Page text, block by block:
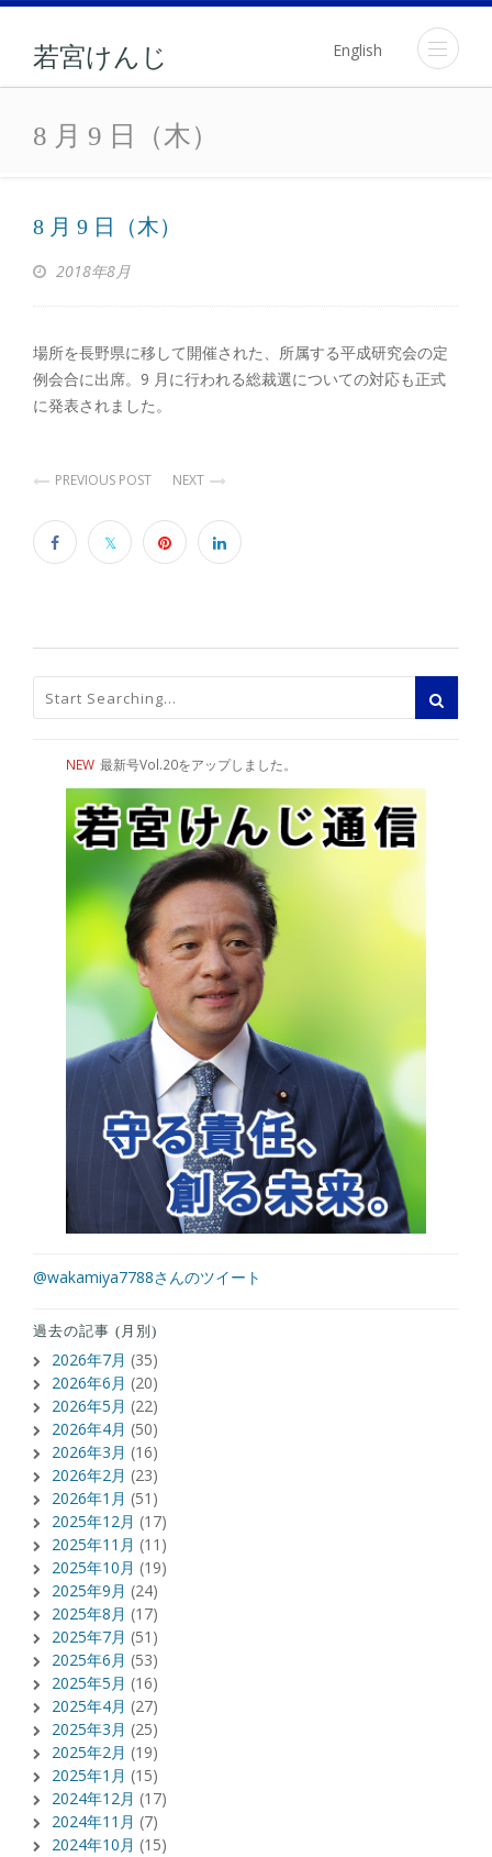
若宮けんじ English
8 月 9 日（木）
8 月 9 日（木）
8 月 9 日（木）
2018年8月
場所を長野県に移して開催された、所属する平成研究会の定
例会合に出席。9 月に行われる総裁選についての対応も正式
に発表されました。
PREVIOUS POST NEXT
NEW 最新号Vol.20をアップしました。
@wakamiya7788さんのツイート
過去の記事 (月別)
2026年7月 (35)
2026年6月 (20)
2026年5月 (22)
2026年4月 (50)
2026年3月 (16)
2026年2月 (23)
2026年1月 (51)
2025年12月 (17)
2025年11月 (11)
2025年10月 (19)
2025年9月 (24)
2025年8月 (17)
2025年7月 (51)
2025年6月 (53)
2025年5月 (16)
2025年4月 (27)
2025年3月 (25)
2025年2月 (19)
2025年1月 (15)
2024年12月 (17)
2024年11月 (7)
2024年10月 (15)